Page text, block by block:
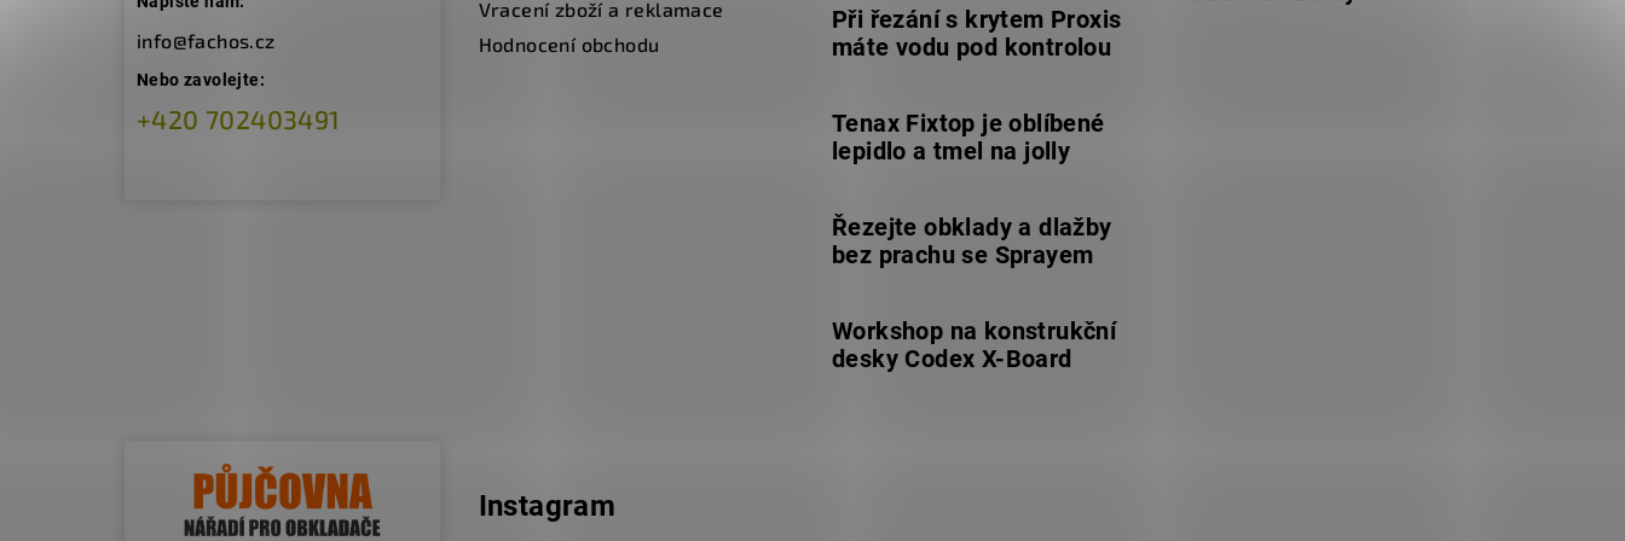
info@fachos.cz
Nebo zavolejte:
+420 702403491
Vracení zboží a reklamace
Hodnocení obchodu
Při řezání s krytem Proxis
máte vodu pod kontrolou
Tenax Fixtop je oblíbené
lepidlo a tmel na jolly
Řezejte obklady a dlažby
bez prachu se Sprayem
Workshop na konstrukční
desky Codex X-Board
Instagram